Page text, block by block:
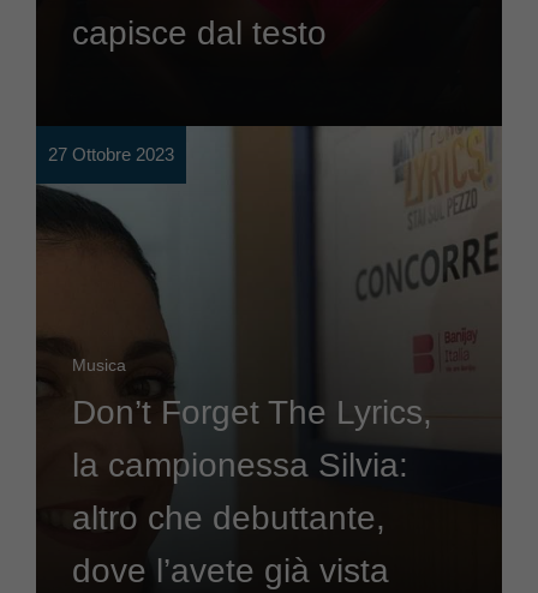
capisce dal testo
27 Ottobre 2023
Musica
Don’t Forget The Lyrics,
la campionessa Silvia:
altro che debuttante,
dove l’avete già vista